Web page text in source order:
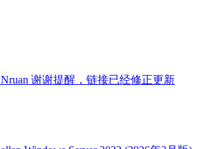
Nruan 谢谢提醒，链接已经修正更新